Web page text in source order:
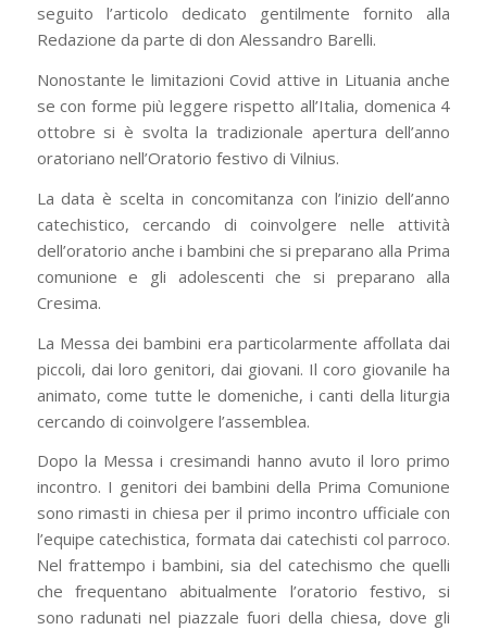
seguito l’articolo dedicato gentilmente fornito alla
Redazione da parte di don Alessandro Barelli.
Nonostante le limitazioni Covid attive in Lituania anche
se con forme più leggere rispetto all’Italia, domenica 4
ottobre si è svolta la tradizionale apertura dell’anno
oratoriano nell’Oratorio festivo di Vilnius.
La data è scelta in concomitanza con l’inizio dell’anno
catechistico, cercando di coinvolgere nelle attività
dell’oratorio anche i bambini che si preparano alla Prima
comunione e gli adolescenti che si preparano alla
Cresima.
La Messa dei bambini era particolarmente affollata dai
piccoli, dai loro genitori, dai giovani. Il coro giovanile ha
animato, come tutte le domeniche, i canti della liturgia
cercando di coinvolgere l’assemblea.
Dopo la Messa i cresimandi hanno avuto il loro primo
incontro. I genitori dei bambini della Prima Comunione
sono rimasti in chiesa per il primo incontro ufficiale con
l’equipe catechistica, formata dai catechisti col parroco.
Nel frattempo i bambini, sia del catechismo che quelli
che frequentano abitualmente l’oratorio festivo, si
sono radunati nel piazzale fuori della chiesa, dove gli